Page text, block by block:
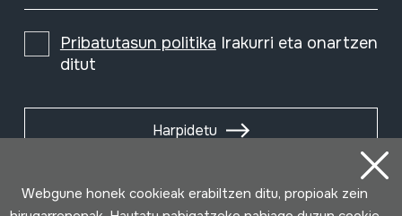
Pribatutasun politika Irakurri eta onartzen
ditut
Harpidetu
Webgune honek cookieak erabiltzen ditu, propioak zein